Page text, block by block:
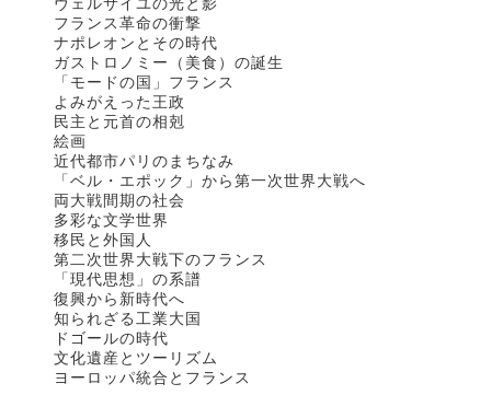
ヴェルサイユの光と影
フランス革命の衝撃
ナポレオンとその時代
ガストロノミー（美食）の誕生
「モードの国」フランス
よみがえった王政
民主と元首の相剋
絵画
近代都市パリのまちなみ
「ベル・エポック」から第一次世界大戦へ
両大戦間期の社会
多彩な文学世界
移民と外国人
第二次世界大戦下のフランス
「現代思想」の系譜
復興から新時代へ
知られざる工業大国
ドゴールの時代
文化遺産とツーリズム
ヨーロッパ統合とフランス